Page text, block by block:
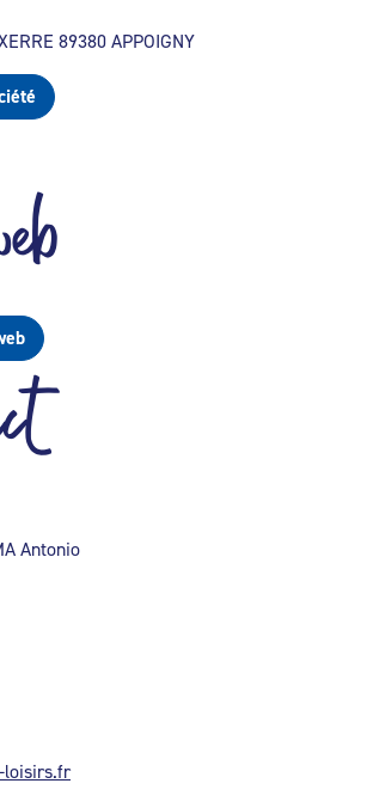
89380 APPOIGNY
Antonio
loisirs.fr